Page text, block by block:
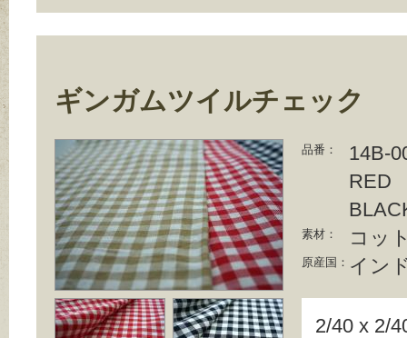
ギンガムツイルチェック
品番：
14B-
RED
素材： コッ
原産国： イン
2/40 x 2/